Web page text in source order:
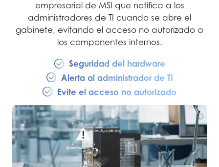
empresarial de MSI que notifica a los
administradores de TI cuando se abre el
gabinete, evitando el acceso no autorizado a
los componentes internos.
Seguridad del hardware
Alerta al administrador de TI
Evite el acceso no autorizado